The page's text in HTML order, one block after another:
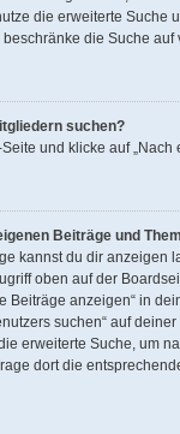
die erweiterte Suche
die Suche
suchen?
und klicke auf
Beiträge und
kannst du dir anzeigen
oben auf der
Beiträge anzeigen“ in
suchen“ auf
erweiterte Suche, um
dort die